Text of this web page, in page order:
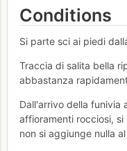
Conditions
Si parte sci ai piedi
Traccia di salita bella
abbastanza
Dall'arrivo della funivia
affioramenti rocciosi, si
non si aggiunge nulla